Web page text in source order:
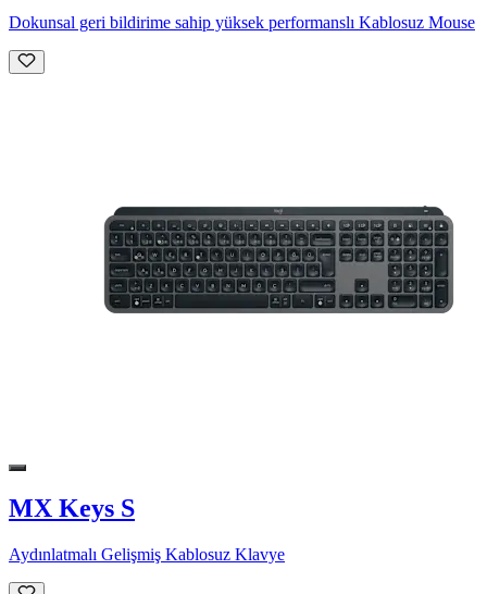
Dokunsal geri bildirime sahip yüksek performanslı Kablosuz Mouse
MX Keys S
Aydınlatmalı Gelişmiş Kablosuz Klavye